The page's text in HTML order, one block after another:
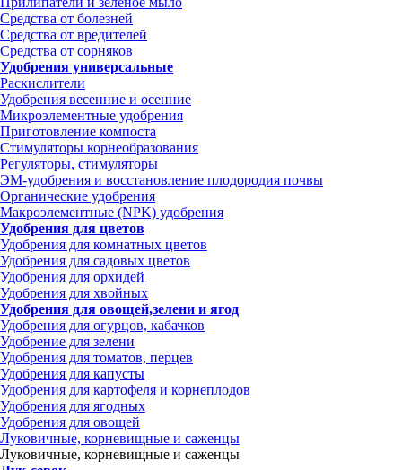
Средства от болезней
Средства от вредителей
Средства от сорняков
Удобрения универсальные
Раскислители
Удобрения весенние и осенние
Микроэлементные удобрения
Приготовление компоста
Стимуляторы корнеобразования
Регуляторы, стимуляторы
ЭМ-удобрения и восстановление плодородия почвы
Органические удобрения
Макроэлементные (NPK) удобрения
Удобрения для цветов
Удобрения для комнатных цветов
Удобрения для садовых цветов
Удобрения для орхидей
Удобрения для хвойных
Удобрения для овощей,зелени и ягод
Удобрения для огурцов, кабачков
Удобрение для зелени
Удобрения для томатов, перцев
Удобрения для капусты
Удобрения для картофеля и корнеплодов
Удобрения для ягодных
Удобрения для овощей
Луковичные, корневищные и саженцы
Луковичные, корневищные и саженцы